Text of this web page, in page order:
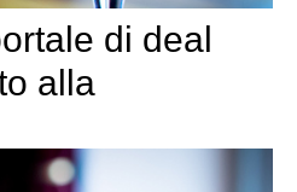
di deal
alla